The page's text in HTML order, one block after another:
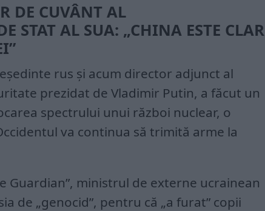
DE CUVÂNT AL
STAT AL SUA: „CHINA ESTE CLAR
rus și acum director adjunct al
prezidat de Vladimir Putin, a făcut un
spectrului unui război nuclear, o
va continua să trimită arme la
Guardian”, ministrul de externe ucrainean
de „genocid”, pentru că „a furat” copii